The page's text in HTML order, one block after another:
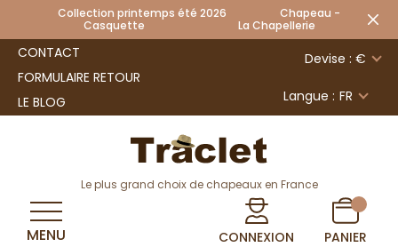
Collection printemps été 2026 Chapeau -
Casquette La Chapellerie
CONTACT
FORMULAIRE RETOUR
LE BLOG
Devise : €
Langue : FR
Le plus grand choix de chapeaux en France
CONNEXION PANIER
MENU